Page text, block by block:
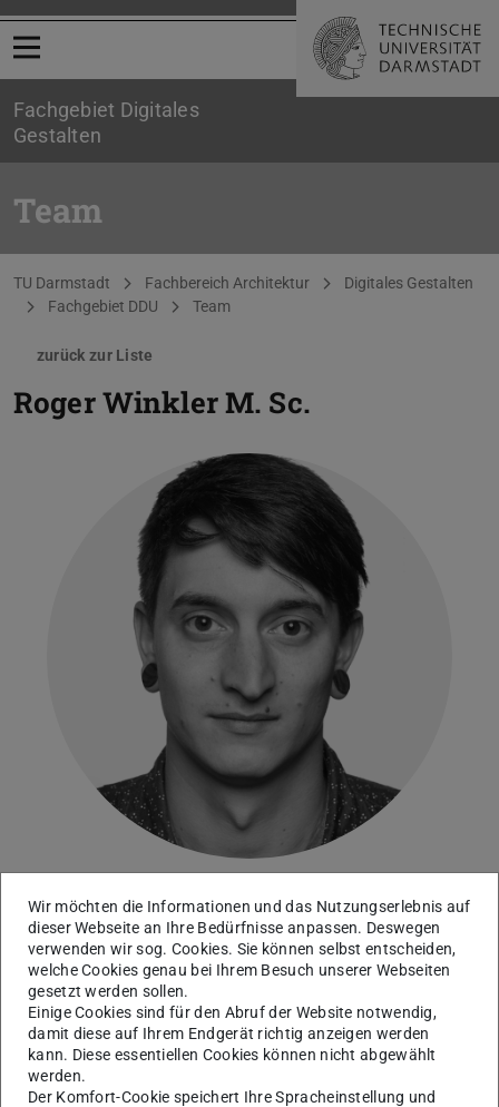
Menü öffnen
Fachgebiet Digitales
Gestalten
Team
Sie befinden sich hier:
TU Darmstadt Fachbereich Architektur
Digitales Gestalten
Fachgebiet DDU
Team
zurück zur Liste
Roger WinklerM. Sc.
Kontakt
Kontaktdaten als vCard exportieren (.vcf)
Mehr Informationen
Wir möchten die Informationen und das Nutzungserlebnis auf
dieser Webseite an Ihre Bedürfnisse anpassen. Deswegen
verwenden wir sog. Cookies. Sie können selbst entscheiden,
welche Cookies genau bei Ihrem Besuch unserer Webseiten
gesetzt werden sollen.
Einige Cookies sind für den Abruf der Website notwendig,
damit diese auf Ihrem Endgerät richtig anzeigen werden
kann. Diese essentiellen Cookies können nicht abgewählt
werden.
Der Komfort-Cookie speichert Ihre Spracheinstellung und